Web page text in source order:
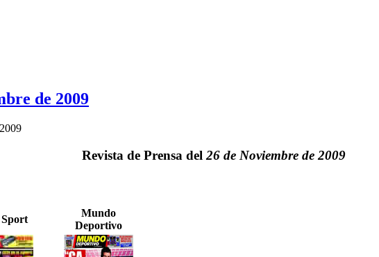
de 2009
Revista de Prensa del 26 de Noviembre de 2009
Mundo
Deportivo